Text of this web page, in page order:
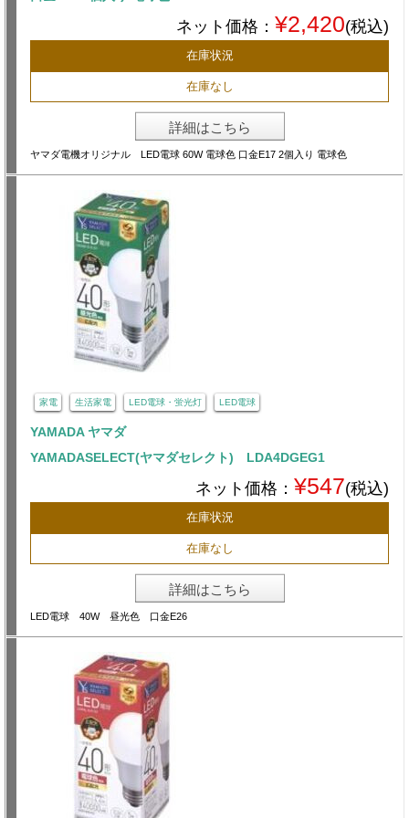
ネット価格： ¥2,420(税込)
在庫状況
在庫なし
詳細はこちら
ヤマダ電機オリジナル LED電球 60W 電球色 口金E17 2個入り 電球色
家電 生活家電 LED電球・蛍光灯 LED電球
YAMADA ヤマダ
YAMADASELECT(ヤマダセレクト) LDA4DGEG1
ネット価格： ¥547(税込)
在庫状況
在庫なし
詳細はこちら
LED電球 40W 昼光色 口金E26